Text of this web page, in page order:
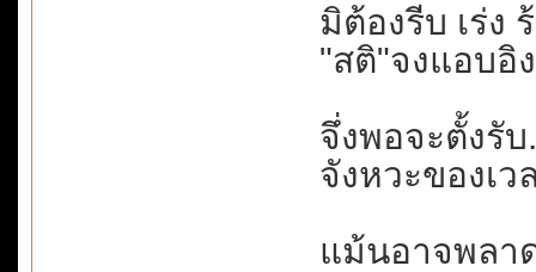
มิต้องรีบ เร่ง
"สติ"จงแอบอิ
จึ่งพอจะตั้งรั
จังหวะของเว
แม้นอาจพลา